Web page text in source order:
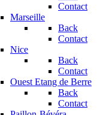
Contact
Marseille
Back
Contact
Nice
Back
Contact
Ouest Etang de Berre
Back
Contact